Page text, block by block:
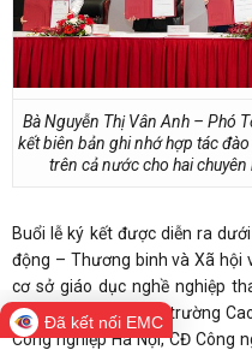
Bà Nguyễn Thị Vân Anh – Phó
kết biên bản ghi nhớ hợp tác
trên cả nước cho hai
Buổi lễ ký kết được diễn ra
động – Thương binh và Xã hội
cơ sở giáo dục nghề nghiệp
(MoU) với VinFast là trường
Công nghiệp Hà Nội, CĐ Công
Đã kết nối EMC